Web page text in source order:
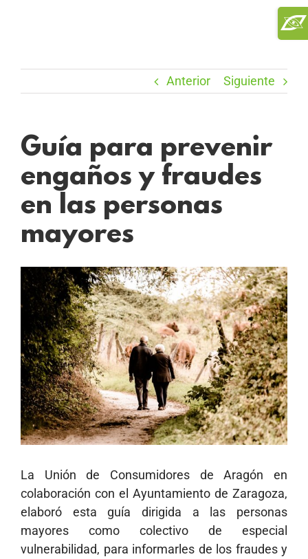
Anterior Siguiente
Guía para prevenir
engaños y fraudes
en las personas
mayores
Ver
imagen
más
grande
La Unión de Consumidores de Aragón en
colaboración con el Ayuntamiento de Zaragoza,
elaboró esta guía dirigida a las personas
mayores como colectivo de especial
vulnerabilidad, para informarles de los fraudes y
Area